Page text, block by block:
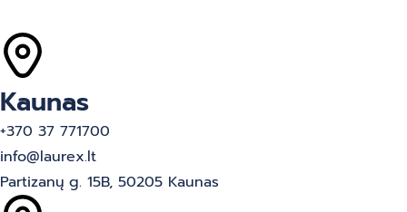
Kaunas
+370 37 771700
info@laurex.lt
Partizanų g. 15B, 50205 Kaunas